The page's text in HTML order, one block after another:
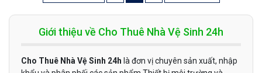
Giới thiệu về Cho Thuê Nhà Vệ Sinh 24h
Cho Thuê Nhà Vệ Sinh 24h là đơn vị chuyên sản xuất, nhập